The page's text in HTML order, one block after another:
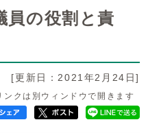
の役割と責
[更新日：2021年2月24日]
ンクは別ウィンドウで開きます